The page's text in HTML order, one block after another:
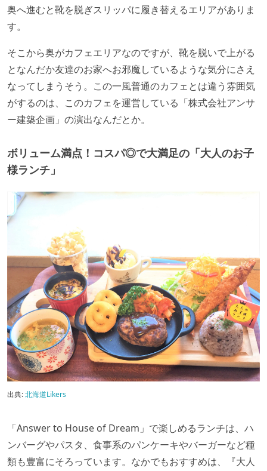
奥へ進むと靴を脱ぎスリッパに履き替えるエリアがありま
す。
そこから奥がカフェエリアなのですが、靴を脱いで上がる
となんだか友達のお家へお邪魔しているような気分にさえ
なってしまうそう。この一風普通のカフェとは違う雰囲気
がするのは、このカフェを運営している「株式会社アンサ
ー建築企画」の演出なんだとか。
ボリューム満点！コスパ◎で大満足の「大人のお子
様ランチ」
出典:北海道Likers
「Answer to House of Dream」で楽しめるランチは、ハ
ンバーグやパスタ、食事系のパンケーキやバーガーなど種
類も豊富にそろっています。なかでもおすすめは、『大人